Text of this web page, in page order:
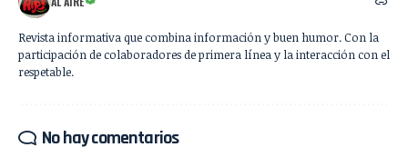
Revista informativa que combina información y buen humor. Con la
participación de colaboradores de primera línea y la interacción con el
respetable.
No hay comentarios